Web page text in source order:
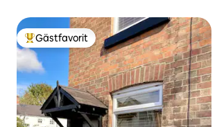
Populär gästfavorit
Gästfavorit